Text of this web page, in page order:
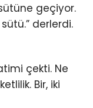
geçiyor.
derlerdi.
çekti. Ne
Bir, iki